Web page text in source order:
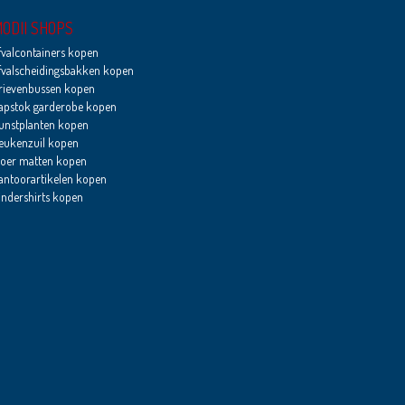
SHOPS
kopen
kopen
kopen
garderobe kopen
kopen
kopen
matten kopen
kopen
kopen